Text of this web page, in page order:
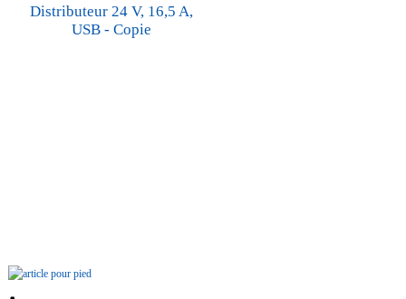
Distributeur 24 V, 16,5 A,
USB - Copie